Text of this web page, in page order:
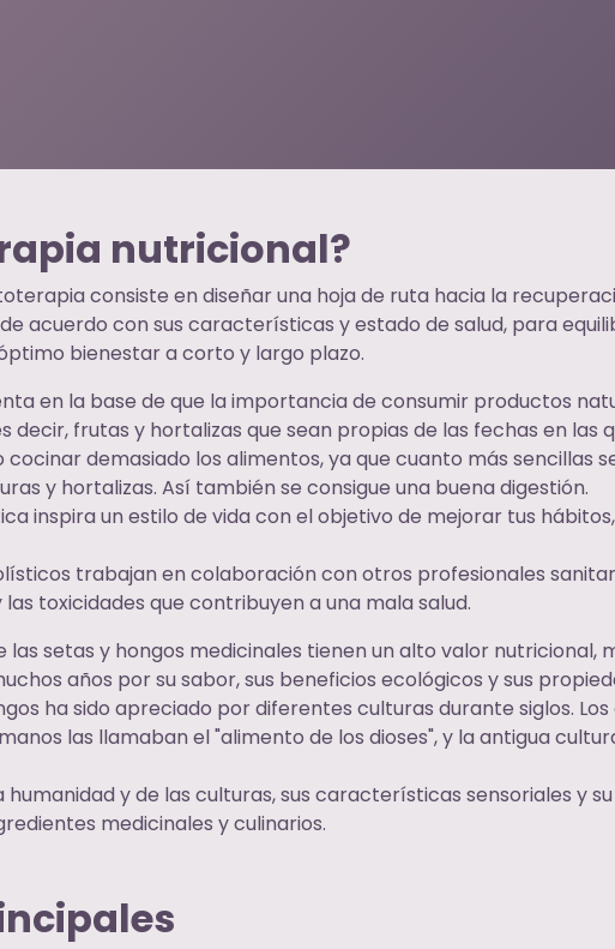
nutricional?
consiste en diseñar una hoja de ruta hacia la
acuerdo con sus características y estado de salud, para
bienestar a corto y largo plazo.
en la base de que la importancia de consumir productos
frutas y hortalizas que sean propias de las fechas en las
demasiado los alimentos, ya que cuanto más sencillas
y hortalizas. Así también se consigue una buena digestión.
inspira un estilo de vida con el objetivo de mejorar tus
trabajan en colaboración con otros profesionales
toxicidades que contribuyen a una mala salud.
las setas y hongos medicinales tienen un alto valor nutricional,
años por su sabor, sus beneficios ecológicos y sus
ha sido apreciado por diferentes culturas durante siglos.
las llamaban el "alimento de los dioses", y la antigua
humanidad y de las culturas, sus características sensoriales y
medicinales y culinarios.